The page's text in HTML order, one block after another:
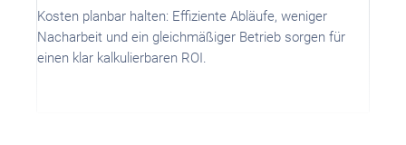
Kosten planbar halten: Effiziente Abläufe, weniger
Nacharbeit und ein gleichmäßiger Betrieb sorgen für
einen klar kalkulierbaren ROI.